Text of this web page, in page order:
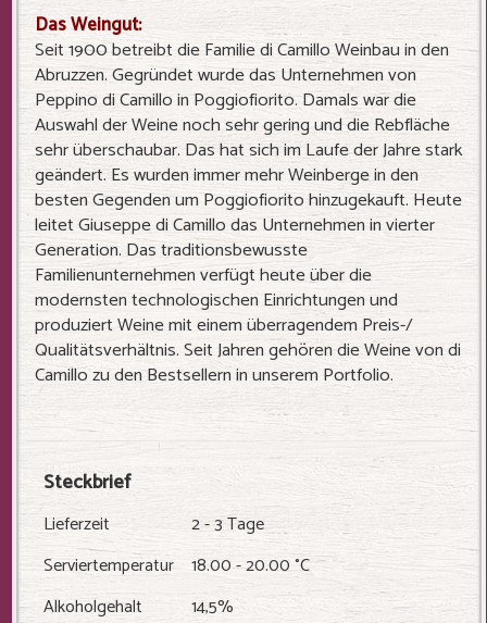
Das Weingut:
Seit 1900 betreibt die Familie di Camillo Weinbau in den
Abruzzen. Gegründet wurde das Unternehmen von
Peppino di Camillo in Poggiofiorito. Damals war die
Auswahl der Weine noch sehr gering und die Rebfläche
sehr überschaubar. Das hat sich im Laufe der Jahre stark
geändert. Es wurden immer mehr Weinberge in den
besten Gegenden um Poggiofiorito hinzugekauft. Heute
leitet Giuseppe di Camillo das Unternehmen in vierter
Generation. Das traditionsbewusste
Familienunternehmen verfügt heute über die
modernsten technologischen Einrichtungen und
produziert Weine mit einem überragendem Preis-/
Qualitätsverhältnis. Seit Jahren gehören die Weine von di
Camillo zu den Bestsellern in unserem Portfolio.
Steckbrief
Lieferzeit
2 - 3 Tage
Serviertemperatur 18.00 - 20.00 °C
Alkoholgehalt
14,5%